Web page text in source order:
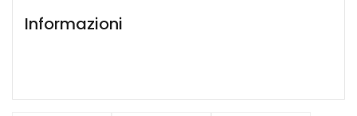
Informazioni